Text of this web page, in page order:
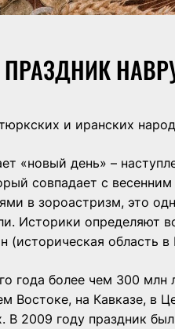
ПРАЗДНИК
и иранских
«новый день» –
совпадает с
в зороастризм, это
Историки определяют
(историческая область
года более чем 300
Востоке, на Кавказе, в
В 2009 году праздник